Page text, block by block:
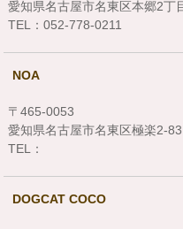
愛知県名古屋市名東区本郷2丁
TEL：052-778-0211
NOA
〒465-0053
愛知県名古屋市名東区極楽2-
TEL：
DOGCAT COCO